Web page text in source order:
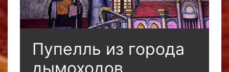
Пупелль из города